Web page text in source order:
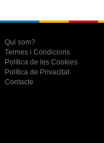
Qui som?
Termes i Condicions
Política de les Cookies
Política de Privacitat
Contacte